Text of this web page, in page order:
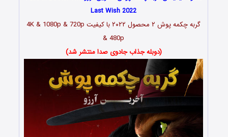
Last Wish 2022
گربه چکمه پوش ۲ محصول ۲۰۲۲
با کیفیت 4K & 1080p & 720p
& 480p
(دوبله جذاب جادوی صدا منتشر شد)